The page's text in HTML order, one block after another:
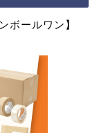
ボールワン】